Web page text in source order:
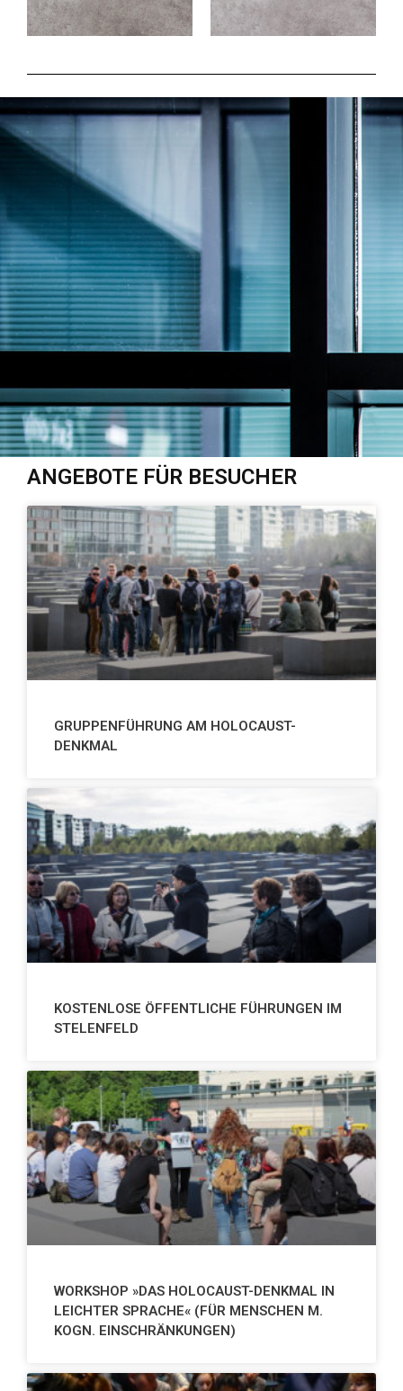
ANGEBOTE FÜR BESUCHER
GRUPPENFÜHRUNG AM HOLOCAUST-
DENKMAL
KOSTENLOSE ÖFFENTLICHE FÜHRUNGEN IM
STELENFELD
WORKSHOP »DAS HOLOCAUST-DENKMAL IN
LEICHTER SPRACHE« (FÜR MENSCHEN M.
KOGN. EINSCHRÄNKUNGEN)